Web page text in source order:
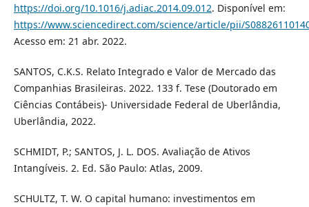
https://doi.org/10.1016/j.adiac.2014.09.012. Disponível em:
https://www.sciencedirect.com/science/article/pii/
Acesso em: 21 abr. 2022.
SANTOS, C.K.S. Relato Integrado e Valor de Mercado das
Companhias Brasileiras. 2022. 133 f. Tese (Doutorado em
Ciências Contábeis)- Universidade Federal de Uberlândia,
Uberlândia, 2022.
SCHMIDT, P.; SANTOS, J. L. DOS. Avaliação de Ativos
Intangíveis. 2. Ed. São Paulo: Atlas, 2009.
SCHULTZ, T. W. O capital humano: investimentos em